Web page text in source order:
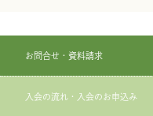
お問合せ・資料請求
入会の流れ・入会のお申込み